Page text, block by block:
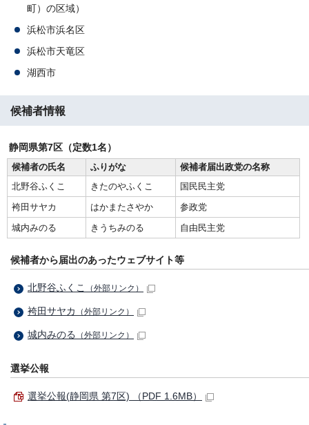
町）の区域）
浜松市浜名区
浜松市天竜区
湖西市
候補者情報
静岡県第7区（定数1名）
候補者の氏名
ふりがな
候補者届出政党の名称
北野谷ふくこ
きたのやふくこ
国民民主党
袴田サヤカ
はかまたさやか
参政党
城内みのる
きうちみのる 自由民主党
候補者から届出のあったウェブサイト等
北野谷ふくこ （外部リンク）
袴田サヤカ （外部リンク）
城内みのる （外部リンク）
選挙公報
選挙公報(静岡県 第7区) （PDF 1.6MB）